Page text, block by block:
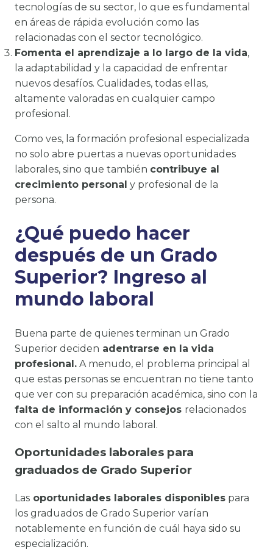
tecnologías de su sector, lo que es fundamental
en áreas de rápida evolución como las
relacionadas con el sector tecnológico.
Fomenta el aprendizaje a lo largo de la vida,
la adaptabilidad y la capacidad de enfrentar
nuevos desafíos. Cualidades, todas ellas,
altamente valoradas en cualquier campo
profesional.
Como ves, la formación profesional especializada
no solo abre puertas a nuevas oportunidades
laborales, sino que también contribuye al
crecimiento personal y profesional de la
persona.
¿Qué puedo hacer
después de un Grado
Superior? Ingreso al
mundo laboral
Buena parte de quienes terminan un Grado
Superior deciden adentrarse en la vida
profesional. A menudo, el problema principal al
que estas personas se encuentran no tiene tanto
que ver con su preparación académica, sino con la
falta de información y consejos relacionados
con el salto al mundo laboral.
Oportunidades laborales para
graduados de Grado Superior
Las oportunidades laborales disponibles para
los graduados de Grado Superior varían
notablemente en función de cuál haya sido su
especialización.